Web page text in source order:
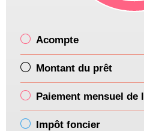
Acompte
Montant du prêt
Paiement mensuel de
Impôt foncier